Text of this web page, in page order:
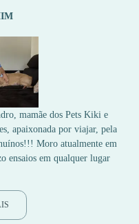
mamãe dos Pets Kiki e
apaixonada por viajar, pela
Moro atualmente em
ensaios em qualquer lugar